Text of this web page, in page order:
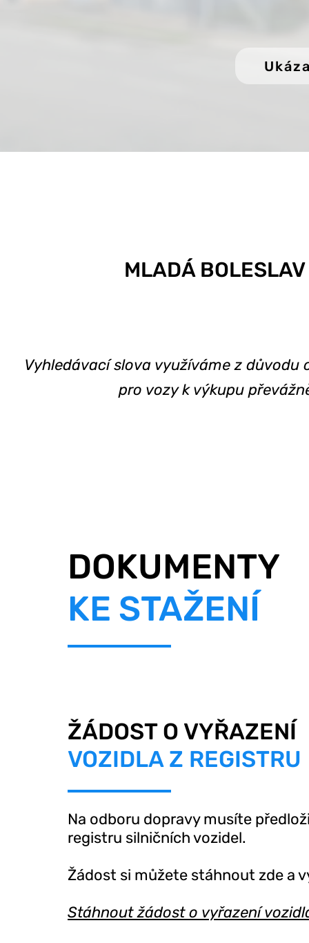
MLADÁ BOLESLAV
Vyhledávací slova využíváme z důvodu
pro vozy k výkupu
DOKUMENTY
KE STAŽENÍ
ŽÁDOST O VYŘAZENÍ
VOZIDLA Z REGISTRU
Na odboru dopravy musíte
registru silničních vozidel.
Žádost si můžete stáhnout zde a
Stáhnout žádost o vyřazení